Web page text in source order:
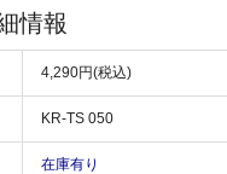
情報
4,290円(税込)
KR-TS 050
在庫有り